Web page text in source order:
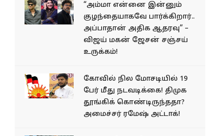
“அம்மா என்னை இன்னும்
குழந்தையாகவே பார்க்கிறார்..
அப்பாதான் அதிக ஆதரவு” –
விஜய் மகன் ஜேசன் சஞ்சய்
உருக்கம்!
கோவில் நில மோசடியில் 19
பேர் மீது நடவடிக்கை! திமுக
தூங்கிக் கொண்டிருந்ததா?
அமைச்சர் ரமேஷ் அட்டாக்!